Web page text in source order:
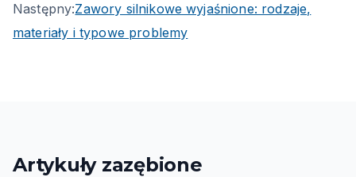
Następny:Zawory silnikowe wyjaśnione: rodzaje,
materiały i typowe problemy
Artykuły zazębione